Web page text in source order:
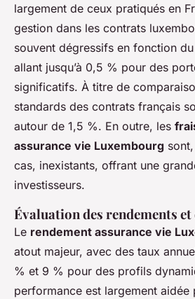
largement de ceux pratiqués en
gestion dans les contrats
souvent dégressifs en fonction
allant jusqu’à 0,5 % pour des
significatifs. À titre de
standards des contrats français
autour de 1,5 %. En outre, les
assurance vie Luxembourg
cas, inexistants, offrant une
investisseurs.
Évaluation des rendements
Le rendement assurance vie
atout majeur, avec des taux
% et 9 % pour des profils
performance est largement aidée